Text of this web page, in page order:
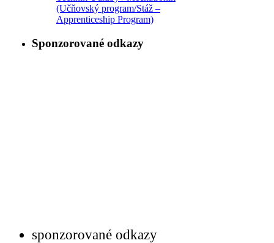
(Učňovský program/Stáž –
Apprenticeship Program)
Sponzorované odkazy
sponzorované odkazy